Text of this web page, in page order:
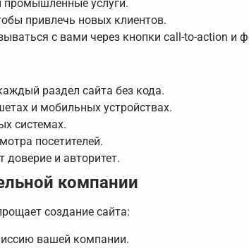
промышленные услуги.
привлечь новых клиентов.
с вами через кнопки call-to-action и
раздел сайта без кода.
и мобильных устройствах.
системах.
посетителей.
и авторитет.
компании
создание сайта:
вашей компании.